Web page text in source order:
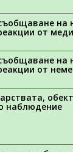
на
от
на
от
наблюдение